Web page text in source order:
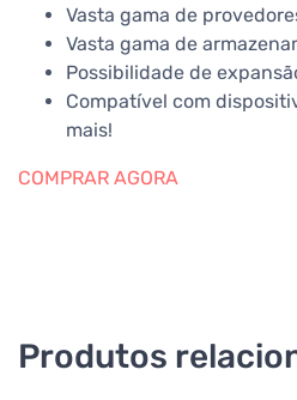
Vasta gama de
Vasta gama de
Possibilidade de
Compatível com
mais!
COMPRAR AGORA
Produtos